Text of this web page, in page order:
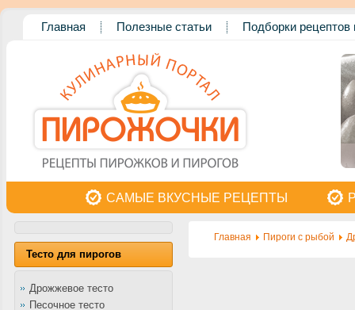
Главная Полезные статьи Подборки рецептов
САМЫЕ ВКУСНЫЕ РЕЦЕПТЫ
Тесто для пирогов
Дрожжевое тесто
Песочное тесто
Главная Пироги с рыбой